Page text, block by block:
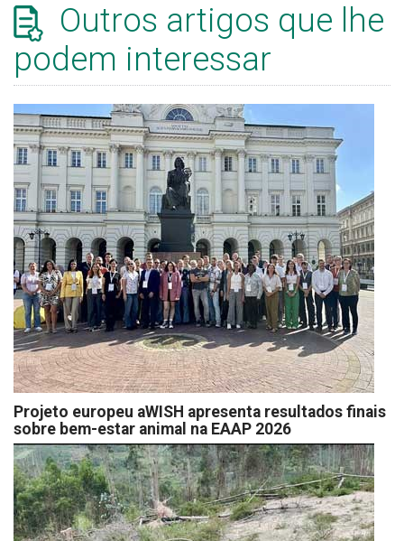
Outros artigos que lhe
podem interessar
Projeto europeu aWISH apresenta resultados finais
sobre bem-estar animal na EAAP 2026